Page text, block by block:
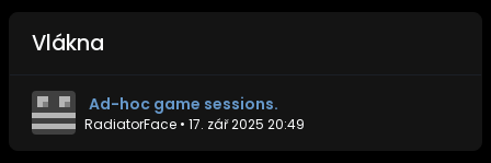
Vlákna
Ad-hoc game sessions.
RadiatorFace • 17. zář 2025 20:49